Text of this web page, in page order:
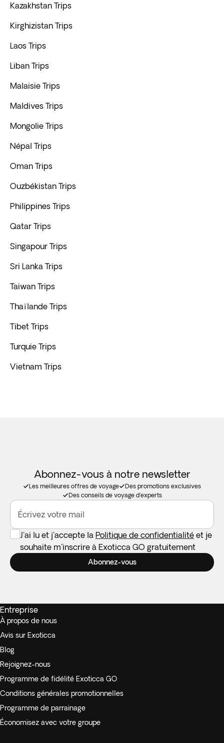
Kazakhstan Trips
Kirghizistan Trips
Laos Trips
Liban Trips
Malaisie Trips
Maldives Trips
Mongolie Trips
Népal Trips
Oman Trips
Ouzbékistan Trips
Philippines Trips
Qatar Trips
Singapour Trips
Sri Lanka Trips
Taiwan Trips
Thaïlande Trips
Tibet Trips
Turquie Trips
Vietnam Trips
Abonnez-vous à notre newsletter
Les meilleures offres de voyage
Des promotions exclusives
Des conseils de voyage d'experts
Écrivez votre mail
J'ai lu et j'accepte la Politique de confidentialité et je
souhaite m'inscrire à Exoticca GO gratuitement
Abonnez-vous
Entreprise
À propos de nous
Avis sur Exoticca
Blog
Rejoignez-nous
Programme de fidélité Exoticca GO
Conditions générales promotionnelles
Programme de parrainage
Économisez avec votre groupe